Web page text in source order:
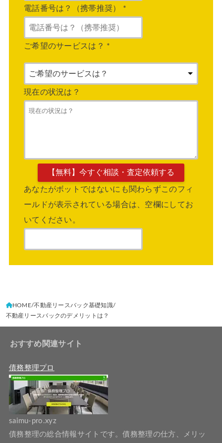
電話番号は？（携帯推奨） *
ご希望のサービスは？ *
現在の状況は？
あなたがボットではないにも関わらずこのフィ
ールドが表示されている場合は、空欄にしてお
いてください。
HOME 不動産リースバック基礎知識
不動産リースバックのデメリットは？
おすすめ関連サイト
債務整理プロ
saimu-pro.xyz
債務整理の総合情報サイトです。債務整理の仕方、メリッ